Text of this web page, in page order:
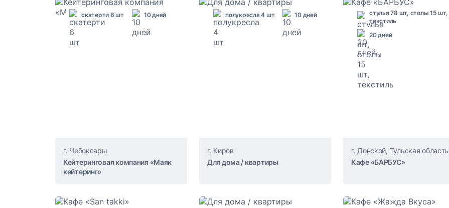
скатерти 6 шт 10 дней
г. Чебоксары
Кейтеринговая компания «Маяк
кейтеринг»
полукресла 4 шт 10 дней
г. Киров
Для дома / квартиры
стулья 78 шт, столы 15 шт,
текстиль
20 дней
г. Донской, Тульская область
Кафе «БАРБУС»